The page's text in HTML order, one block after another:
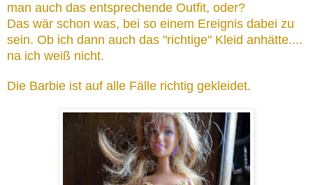
man auch das entsprechende Outfit, oder?
Das wär schon was, bei so einem Ereignis dabei zu
sein. Ob ich dann auch das "richtige" Kleid anhätte....
na ich weiß nicht.
Die Barbie ist auf alle Fälle richtig gekleidet.